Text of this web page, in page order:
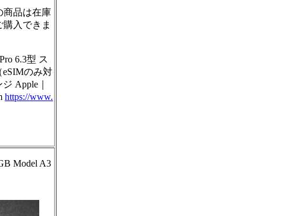
商品は在庫
入できま
6.3型 ス
eSIMのみ対
Apple｜
https://www.
Model A3